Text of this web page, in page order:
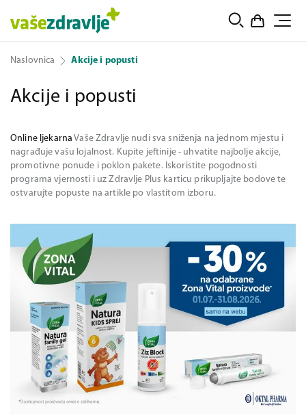
Naslovnica Akcije i popusti
Akcije i popusti
Online ljekarna Vaše Zdravlje nudi sva sniženja na jednom mjestu i
nagrađuje vašu lojalnost. Kupite jeftinije - uhvatite najbolje akcije,
promotivne ponude i poklon pakete. Iskoristite pogodnosti
programa vjernosti i uz Zdravlje Plus karticu prikupljajte bodove te
ostvarujte popuste na artikle po vlastitom izboru.